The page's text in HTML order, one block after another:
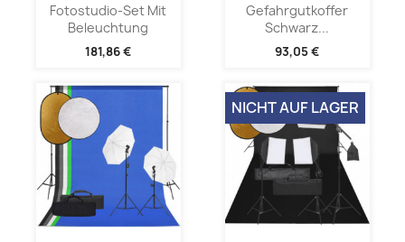
Fotostudio-Set Mit
Beleuchtung
181,86 €
Gefahrgutkoffer
Schwarz...
93,05 €
NICHT AUF LAGER